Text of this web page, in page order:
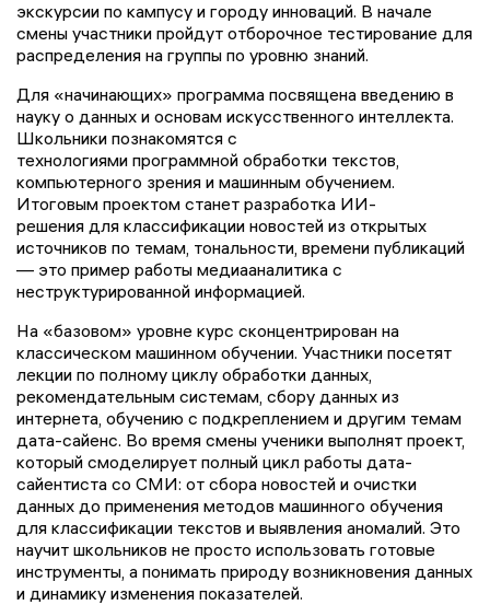
экскурсии по кампусу и городу инноваций. В начале
смены участники пройдут отборочное тестирование для
распределения на группы по уровню знаний.
Для «начинающих» программа посвящена введению в
науку о данных и основам искусственного интеллекта.
Школьники познакомятся с
технологиями программной обработки текстов,
компьютерного зрения и машинным обучением.
Итоговым проектом станет разработка ИИ-
решения для классификации новостей из открытых
источников по темам, тональности, времени публикаций
— это пример работы медиааналитика с
неструктурированной информацией.
На «базовом» уровне курс сконцентрирован на
классическом машинном обучении. Участники посетят
лекции по полному циклу обработки данных,
рекомендательным системам, сбору данных из
интернета, обучению с подкреплением и другим темам
дата-сайенс. Во время смены ученики выполнят проект,
который смоделирует полный цикл работы дата-
сайентиста со СМИ: от сбора новостей и очистки
данных до применения методов машинного обучения
для классификации текстов и выявления аномалий. Это
научит школьников не просто использовать готовые
инструменты, а понимать природу возникновения данных
и динамику изменения показателей.